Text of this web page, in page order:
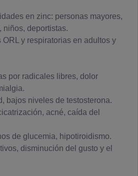
en zinc: personas mayores,
niños, deportistas.
ORL y respiratorias en adultos y
por radicales libres, dolor
bajos niveles de testosterona.
acné, caída del
de glucemia, hipotiroidismo.
disminución del gusto y el